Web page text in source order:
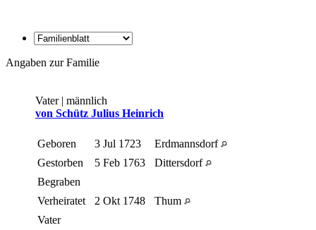
Angaben zur Familie
Vater | männlich
von Schütz Julius Heinrich
Geboren 3 Jul 1723
Erdmannsdorf
Gestorben
5 Feb 1763
Dittersdorf
Begraben
Verheiratet
2 Okt 1748
Thum
Vater